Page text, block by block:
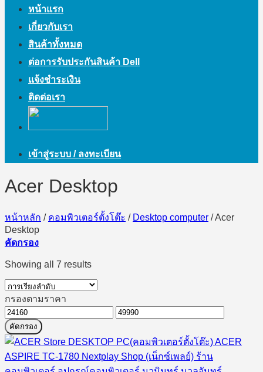
หน้าแรก
เกี่ยวกับเรา
สินค้าทั้งหมด
ต่อการรับประกันสินค้า Dell
แจ้งชำระเงิน
ติดต่อเรา
เข้าสู่ระบบ / ลงทะเบียน
Acer Desktop
หน้าหลัก / คอมพิวเตอร์ตั้งโต๊ะ / Desktop computer /Acer
Desktop
คัดกรอง
Showing all 7 results
กรองตามราคา
ราคา
ต่ำ
สุด
ราคา
คัดกรอง